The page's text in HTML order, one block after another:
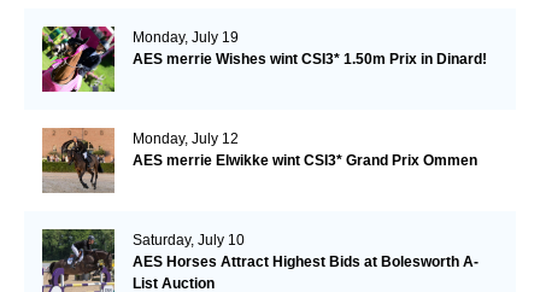
Monday, July 19
AES merrie Wishes wint CSI3* 1.50m Prix in Dinard!
Monday, July 12
AES merrie Elwikke wint CSI3* Grand Prix Ommen
Saturday, July 10
AES Horses Attract Highest Bids at Bolesworth A-
List Auction